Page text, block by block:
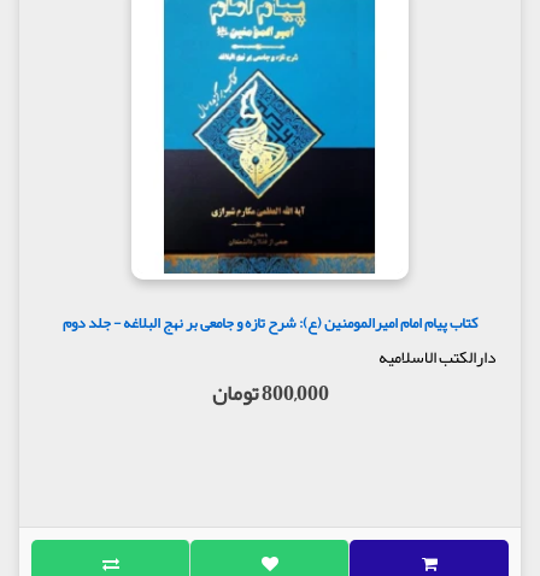
کتاب پیام امام امیرالمومنین (ع): شرح تازه و جامعی بر نهج البلاغه - جلد دوم
دارالکتب الاسلامیه
800,000 تومان